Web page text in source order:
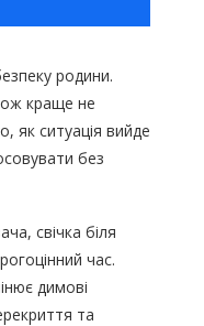
родини.
краще не
як ситуація вийде
без
свічка біля
час.
димові
та